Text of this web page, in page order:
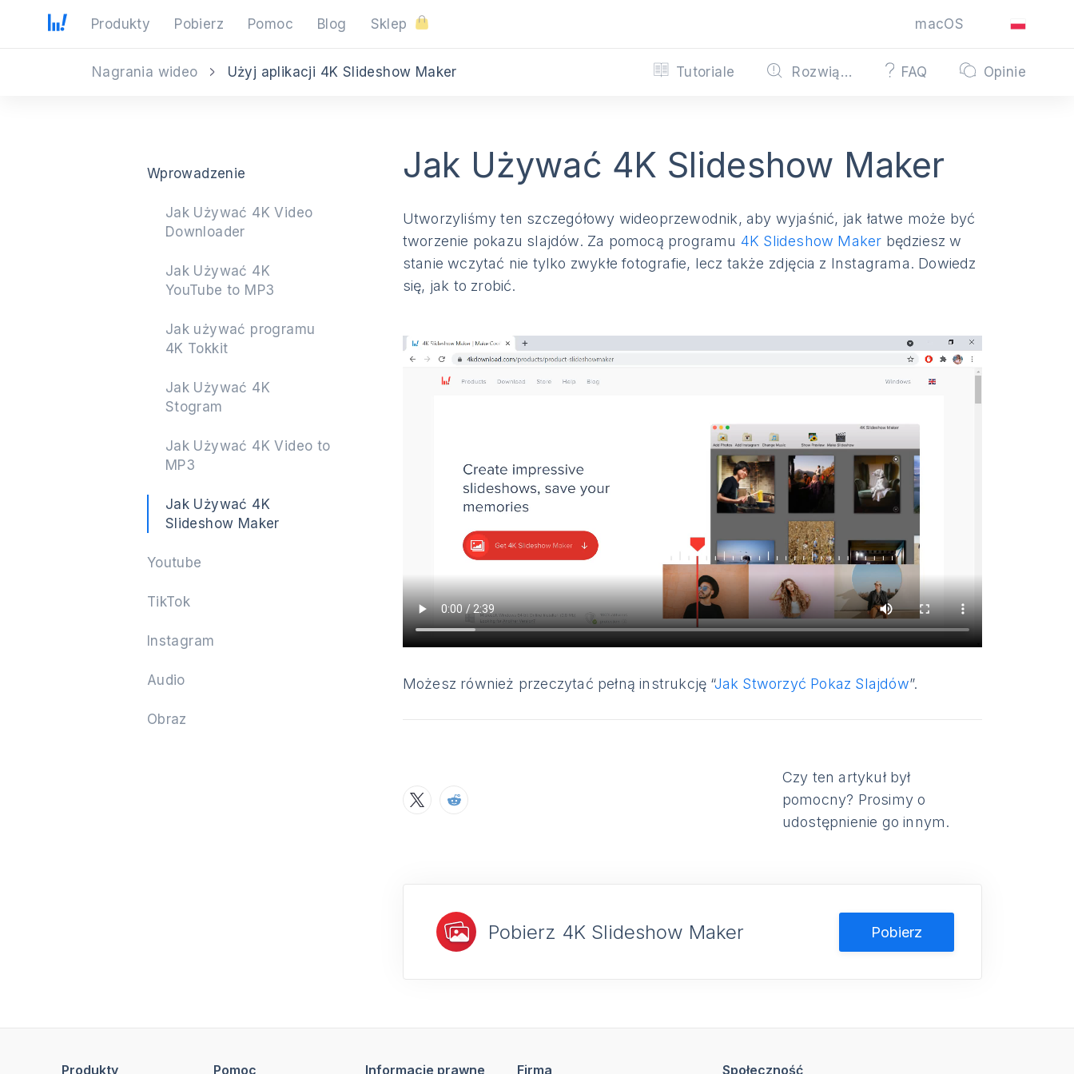
Produkty Pobierz Pomoc Blog Sklep macOS
Dalej
Nagrania wideo Użyj aplikacji 4K Slideshow Maker Tutoriale Rozwiązywanie problemów FAQ Opinie
Wprowadzenie
Jak Używać 4K Video
Downloader
Jak Używać 4K
YouTube to MP3
Jak używać programu
4K Tokkit
Jak Używać 4K
Stogram
Jak Używać 4K Video to
MP3
Jak Używać 4K
Slideshow Maker
Youtube
TikTok
Instagram
Audio
Obraz
Jak Używać 4K Slideshow Maker
Utworzyliśmy ten szczegółowy wideoprzewodnik, aby wyjaśnić, jak łatwe może być
tworzenie pokazu slajdów. Za pomocą programu 4K Slideshow Maker będziesz w
stanie wczytać nie tylko zwykłe fotografie, lecz także zdjęcia z Instagrama. Dowiedz
się, jak to zrobić.
Możesz również przeczytać pełną instrukcję “Jak Stworzyć Pokaz Slajdów”.
Czy ten artykuł był
pomocny? Prosimy o
udostępnienie go innym.
Pobierz 4K Slideshow Maker Pobierz
Produkty Pomoc Informacje prawne Firma Społeczność